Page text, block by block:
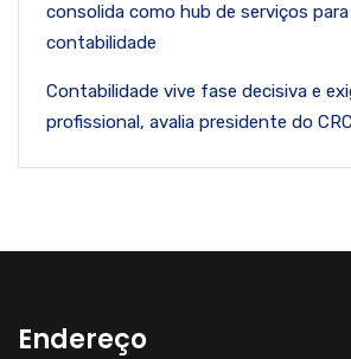
consolida como hub de serviços
contabilidade
Contabilidade vive fase decisiva e
profissional, avalia presidente do
Endereço